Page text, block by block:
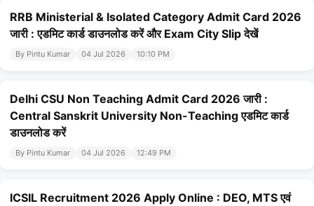
RRB Ministerial & Isolated Category Admit Card 2026
जारी : एडमिट कार्ड डाउनलोड करें और Exam City Slip देखें
By Pintu Kumar 04 Jul 2026 10:10 PM
Delhi CSU Non Teaching Admit Card 2026 जारी :
Central Sanskrit University Non-Teaching एडमिट कार्ड
डाउनलोड करें
By Pintu Kumar 04 Jul 2026 12:49 PM
ICSIL Recruitment 2026 Apply Online : DEO, MTS एवं